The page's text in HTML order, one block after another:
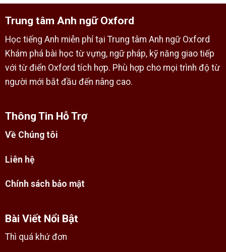
Trung tâm Anh ngữ Oxford
Học tiếng Anh miễn phí tại Trung tâm Anh ngữ Oxford
Khám phá bài học từ vựng, ngữ pháp, kỹ năng giao tiếp
với từ điển Oxford tích hợp. Phù hợp cho mọi trình độ từ
người mới bắt đầu đến nâng cao.
Thông Tin Hỗ Trợ
Về Chúng tôi
Liên hệ
Chính sách bảo mật
Bài Viết Nổi Bật
Thì quá khứ đơn